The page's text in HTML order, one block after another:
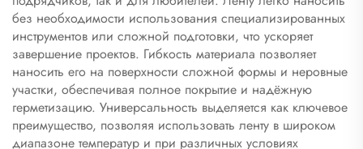
без необходимости использования специализированных
инструментов или сложной подготовки, что ускоряет
завершение проектов. Гибкость материала позволяет
наносить его на поверхности сложной формы и неровные
участки, обеспечивая полное покрытие и надёжную
герметизацию. Универсальность выделяется как ключевое
преимущество, позволяя использовать ленту в широком
диапазоне температур и при различных условиях